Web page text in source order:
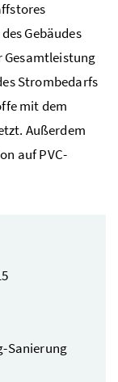
Gebäudes
Strombedarfs
mit dem
Außerdem
auf PVC-
Sanierung